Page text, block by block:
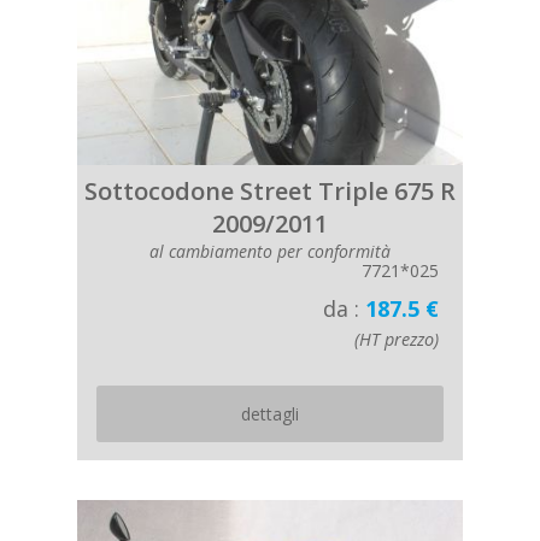
Sottocodone Street Triple 675 R
2009/2011
al cambiamento per conformità
7721*025
da : 187.5 €
(HT prezzo)
dettagli